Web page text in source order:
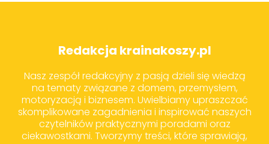
Redakcja krainakoszy.pl
Nasz zespół redakcyjny z pasją dzieli się wiedzą
na tematy związane z domem, przemysłem,
motoryzacją i biznesem. Uwielbiamy upraszczać
skomplikowane zagadnienia i inspirować naszych
czytelników praktycznymi poradami oraz
ciekawostkami. Tworzymy treści, które sprawiają,